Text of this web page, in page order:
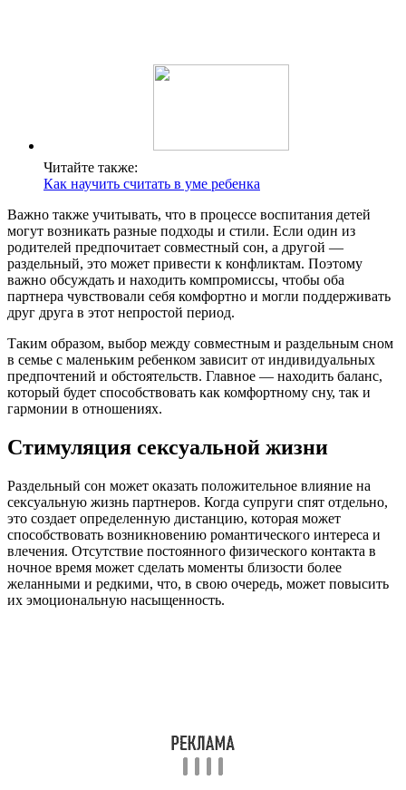
Читайте также:
Как научить считать в уме ребенка
Важно также учитывать, что в процессе воспитания детей
могут возникать разные подходы и стили. Если один из
родителей предпочитает совместный сон, а другой —
раздельный, это может привести к конфликтам. Поэтому
важно обсуждать и находить компромиссы, чтобы оба
партнера чувствовали себя комфортно и могли поддерживать
друг друга в этот непростой период.
Таким образом, выбор между совместным и раздельным сном
в семье с маленьким ребенком зависит от индивидуальных
предпочтений и обстоятельств. Главное — находить баланс,
который будет способствовать как комфортному сну, так и
гармонии в отношениях.
Стимуляция сексуальной жизни
Раздельный сон может оказать положительное влияние на
сексуальную жизнь партнеров. Когда супруги спят отдельно,
это создает определенную дистанцию, которая может
способствовать возникновению романтического интереса и
влечения. Отсутствие постоянного физического контакта в
ночное время может сделать моменты близости более
желанными и редкими, что, в свою очередь, может повысить
их эмоциональную насыщенность.